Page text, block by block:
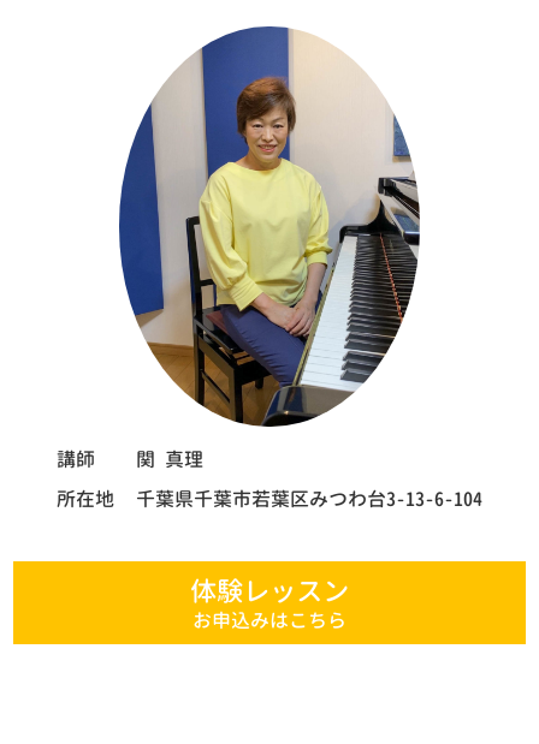
講師
関 真理
所在地
千葉県千葉市若葉区みつわ台3-13-6-104
体験レッスン
お申込みはこちら